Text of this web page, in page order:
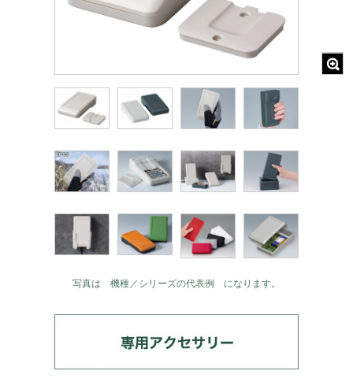
写真は 機種／シリーズの代表例 になります。